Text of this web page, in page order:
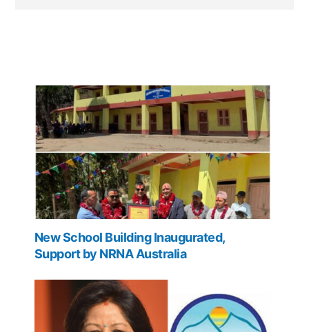
New School Building Inaugurated,
Support by NRNA Australia